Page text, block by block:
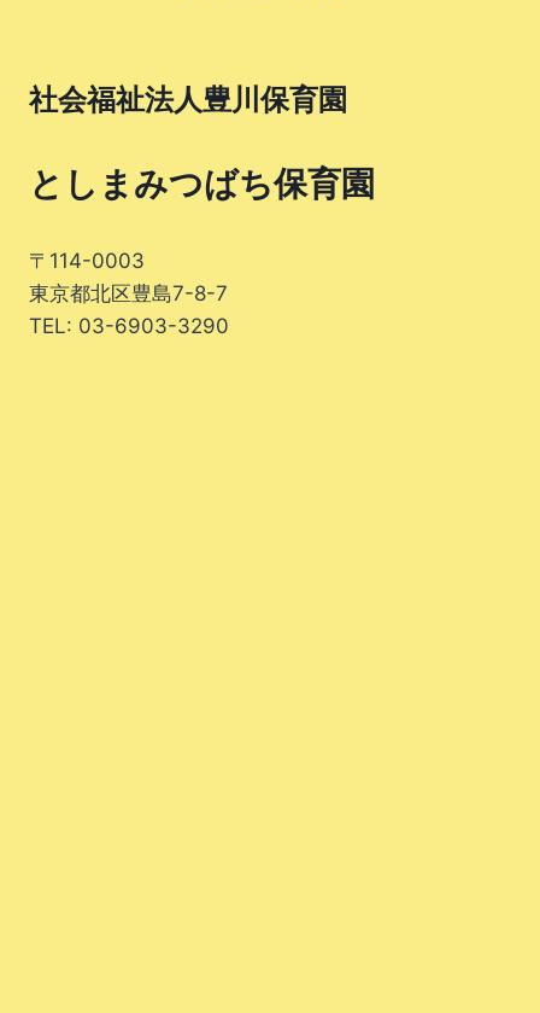
社会福祉法人豊川保育園
としまみつばち保育園
〒114-0003
東京都北区豊島7-8-7
TEL: 03-6903-3290